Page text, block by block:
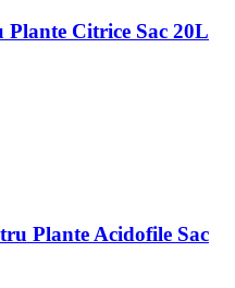
Plante Citrice Sac 20L
Plante Acidofile Sac